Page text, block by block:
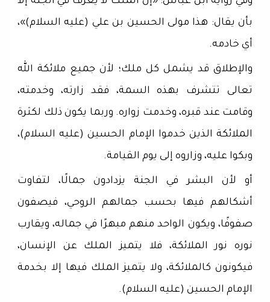
بأن يقال: هذا مولى الحسين بن علي (عليه السلام)»،
أي خادمه.
والإطلاق قد يشمل كل ملك؛ لأن جميع ملائكة الله
تعالى تتشرف بهذه السمة، فقد زارته، وخدمته،
وقامت عند قبره، وخدمت زواره. وربما يكون ذلك لكثرة
الملائكة الذين خدموا الإمام الحسين (عليه السلام)،
وبكوا عليه، وزاروه إلى يوم القيامة.
أو لأن البشر في الجنة يزدادون جمالًا، لتفاوت
أشكالهم فيها بحسب جمالهم الروحي، فيصفون
صفوفًا، ويكون الواحد منهم مبهرًا في جماله، ويقارب
نوره نور الملائكة، فلا يتميز الملك عن الإنسان،
فيكونون كالملائكة، ولا يتميز الملك فيها إلا بخدمة
الإمام الحسين (عليه السلام).